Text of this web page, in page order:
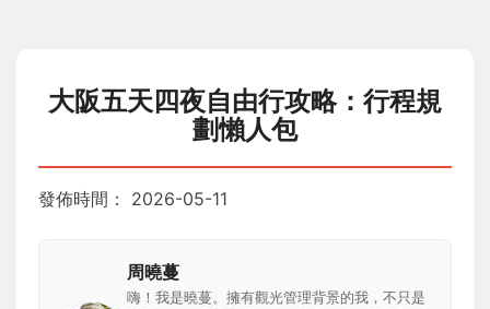
大阪五天四夜自由行攻略：行程規
劃懶人包
發佈時間： 2026-05-11
周曉蔓
嗨！我是曉蔓。擁有觀光管理背景的我，不只是